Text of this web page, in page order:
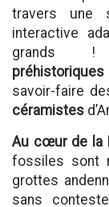
travers une
interactive
grands
préhistoriques
savoir-faire
céramistes
Au cœur de la
fossiles sont
grottes
sans